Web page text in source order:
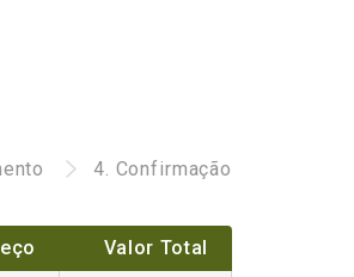
4. Confirmação
Valor Total